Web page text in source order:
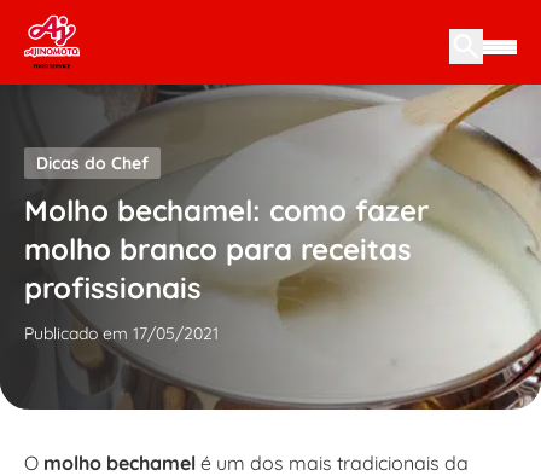
Skip to content
Dicas do Chef
Molho bechamel: como fazer
molho branco para receitas
profissionais
Publicado em 17/05/2021
O molho bechamel é um dos mais tradicionais da